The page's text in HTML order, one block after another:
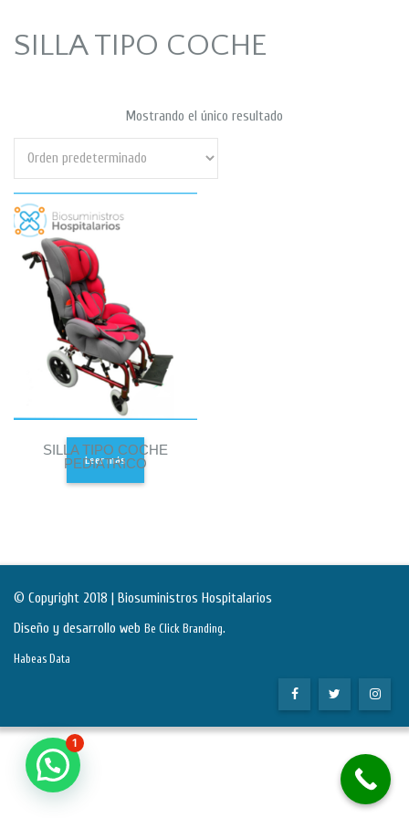
SILLA TIPO COCHE
Mostrando el único resultado
SILLA TIPO COCHE
PEDIATRICO
Leer más
© Copyright 2018 | Biosuministros Hospitalarios
Diseño y desarrollo web Be Click Branding.
Habeas Data
1